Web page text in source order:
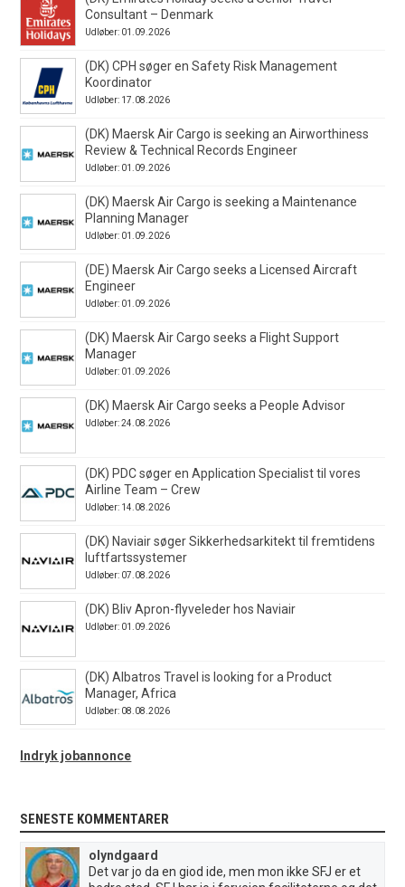
Consultant – Denmark
Udløber: 01.09.2026
(DK) CPH søger en Safety Risk Management
Koordinator
Udløber: 17.08.2026
(DK) Maersk Air Cargo is seeking an Airworthiness
Review & Technical Records Engineer
Udløber: 01.09.2026
(DK) Maersk Air Cargo is seeking a Maintenance
Planning Manager
Udløber: 01.09.2026
(DE) Maersk Air Cargo seeks a Licensed Aircraft
Engineer
Udløber: 01.09.2026
(DK) Maersk Air Cargo seeks a Flight Support
Manager
Udløber: 01.09.2026
(DK) Maersk Air Cargo seeks a People Advisor
Udløber: 24.08.2026
(DK) PDC søger en Application Specialist til vores
Airline Team – Crew
Udløber: 14.08.2026
(DK) Naviair søger Sikkerhedsarkitekt til fremtidens
luftfartssystemer
Udløber: 07.08.2026
(DK) Bliv Apron-flyveleder hos Naviair
Udløber: 01.09.2026
(DK) Albatros Travel is looking for a Product
Manager, Africa
Udløber: 08.08.2026
Indryk jobannonce
SENESTE KOMMENTARER
olyndgaard
Det var jo da en giod ide, men mon ikke SFJ er et